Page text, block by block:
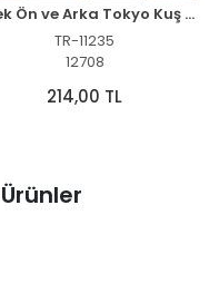
Erkek Ön ve Arka Tokyo Kuş Çiçek Baskılı Oversize T-Shirt - Ekru
TR-11235
12708
214,00 TL
Ürünler